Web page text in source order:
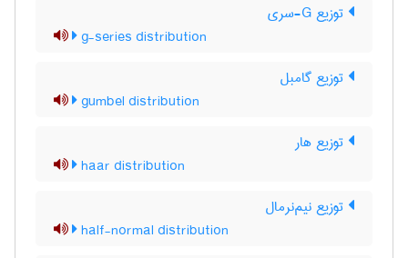
توزیع G-سری
g-series distribution
توزیع گامبل
gumbel distribution
توزیع هار
haar distribution
توزیع نیم‌نرمال
half-normal distribution